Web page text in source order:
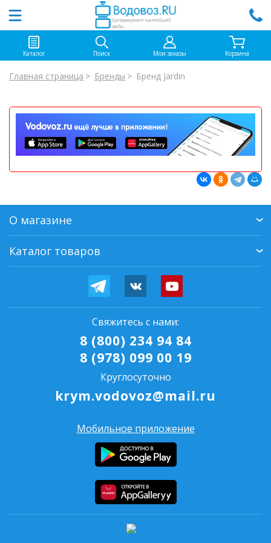
Каталог Поиск Мои заказы Корзина
Главная страница Бренды Бренд Jardin
О магазине
Каталог товаров
Свяжитесь с нами:
8 (800) 234 94 84
8 (978) 099 00 19
Круглосуточно
krym.vodovoz@mail.ru
Мобильное приложение